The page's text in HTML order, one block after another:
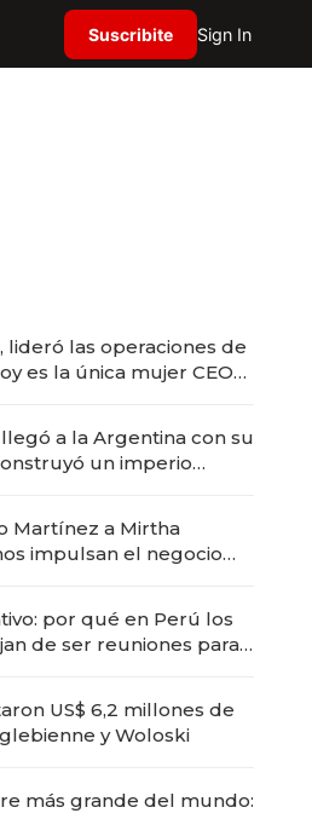
Suscribite Sign In
lideró las operaciones de
es la única mujer CEO
a la Argentina con su
un imperio
Martínez a Mirtha
impulsan el negocio
por qué en Perú los
de ser reuniones para
US$ 6,2 millones de
y Woloski
más grande del mundo: